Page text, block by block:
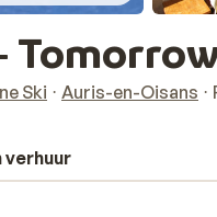
Ski Auris-en-Oisans
verhuur